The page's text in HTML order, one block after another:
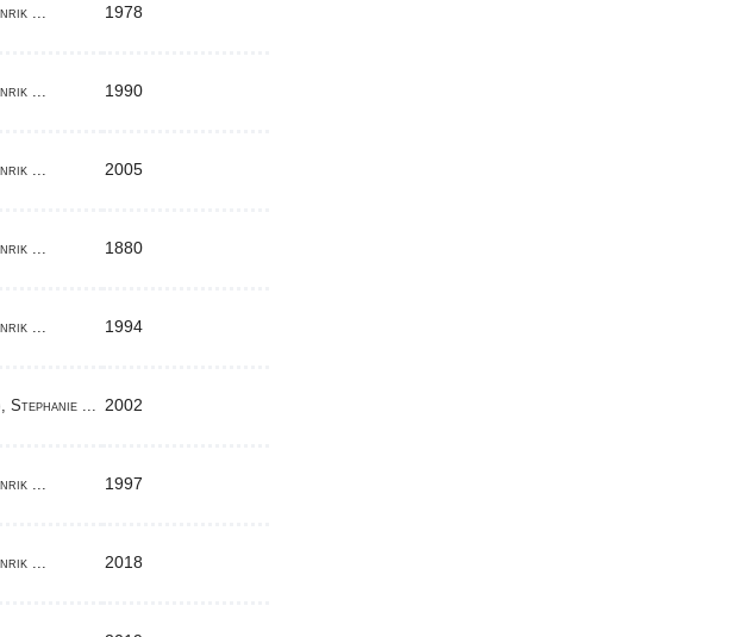
... 1978
... 1990
... 2005
... 1880
... 1994
Stephanie ... 2002
... 1997
... 2018